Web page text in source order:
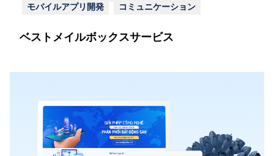
モバイルアプリ開発
コミュニケーション
ベストメイルボックスサービス